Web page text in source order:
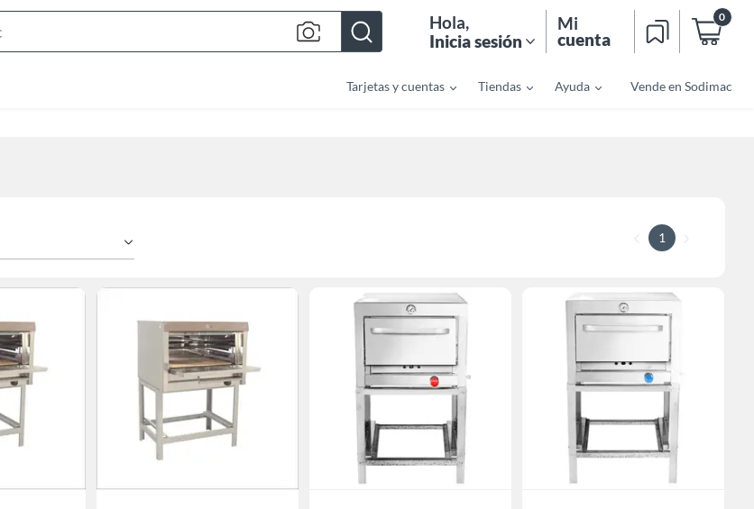
Bar
Hola,
Inicia sesión
Mi
cuenta
0
Tarjetas y cuentas Tiendas Ayuda Vende en Sodimac
1